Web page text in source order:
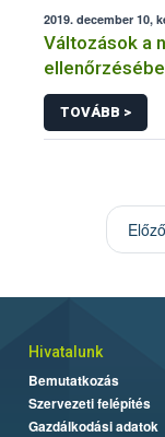
2019. december 10,
Változások a
TOVÁBB >
Előző
Hivatalunk
Bemutatkozás
Szervezeti felépítés
Gazdálkodási adatok